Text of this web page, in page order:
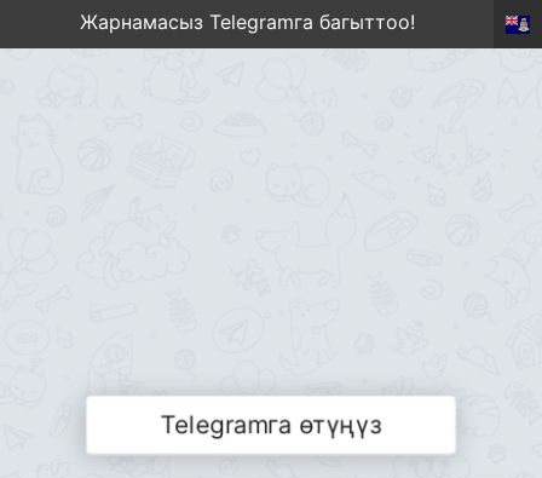
Жарнамасыз Telegramга багыттоо!
Telegramга өтүңүз